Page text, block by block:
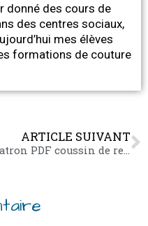
donné des cours de
des centres sociaux,
mes élèves
formations de couture
ARTICLE SUIVANT
Patron PDF coussin de repassage en rouleau